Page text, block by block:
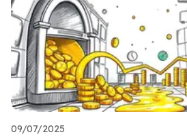
09/07/2025